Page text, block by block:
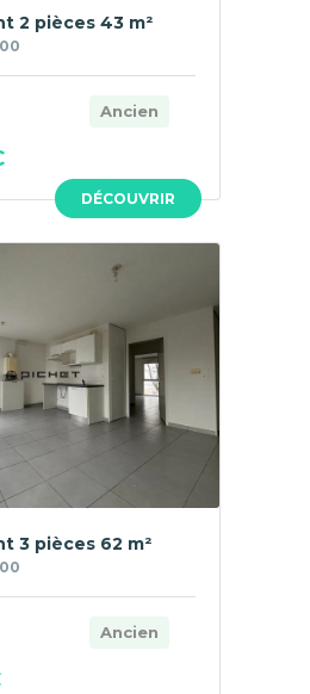
DÉCOUVRIR
2 pièces 43 m²
Ancien
3 pièces 62 m²
Ancien